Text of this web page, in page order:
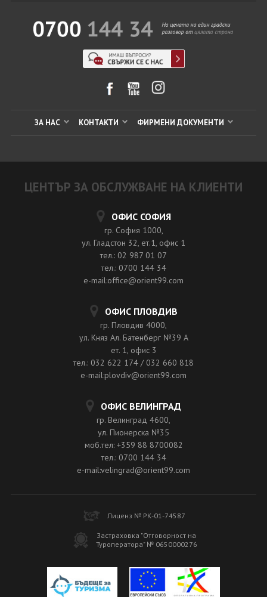
ЗА НАС КОНТАКТИ ФИРМЕНИ ДОКУМЕНТИ
ЦЕНТЪР ЗА ОБСЛУЖВАНЕ НА КЛИЕНТИ
ОФИС СОФИЯ
гр. София 1000,
ул. Гладстон 32, ет.1, офис 1
тел.: 02 987 01 07
тел.: 0700 144 34
e-mail:office@orient99.com
ОФИС ПЛОВДИВ
гр. Пловдив 4000,
ул. Княз Ал. Батенберг №39 A
ет. 1, офис 3
тел.: 032 622 174 / 032 660 818
e-mail:plovdiv@orient99.com
ОФИС ВЕЛИНГРАД
гр. Велинград 4600,
ул. Пионерска №35
моб.тел: +359 88 8700082
тел.: 0700 144 34
e-mail:velingrad@orient99.com
Лиценз № РК-01-74587
Застраховка "Отговорност на
Туроператора" № 0650000276